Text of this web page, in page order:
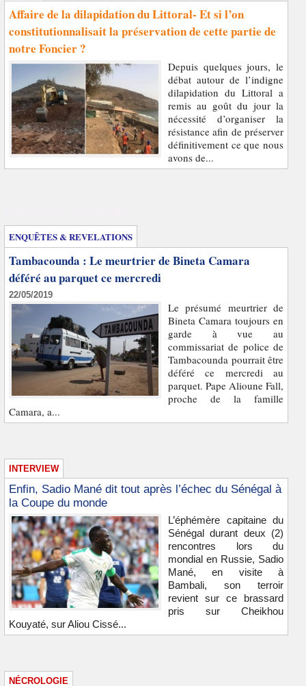
Affaire de la dilapidation du Littoral- Et si l’on
constitutionnalisait la préservation de cette partie de
notre Foncier ?
Depuis quelques jours, le
débat autour de l’indigne
dilapidation du Littoral a
remis au goût du jour la
nécessité d’organiser la
résistance afin de préserver
définitivement ce que nous
avons de...
ENQUÊTES & REVELATIONS
Tambacounda : Le meurtrier de Bineta Camara
déféré au parquet ce mercredi
22/05/2019
Le présumé meurtrier de
Bineta Camara toujours en
garde à vue au
commissariat de police de
Tambacounda pourrait être
déféré ce mercredi au
parquet. Pape Alioune Fall,
proche de la famille
Camara, a...
INTERVIEW
Enfin, Sadio Mané dit tout après l’échec du Sénégal à
la Coupe du monde
L’éphémère capitaine du
Sénégal durant deux (2)
rencontres lors du
mondial en Russie, Sadio
Mané, en visite à
Bambali, son terroir
revient sur ce brassard
pris sur Cheikhou
Kouyaté, sur Aliou Cissé...
NÉCROLOGIE